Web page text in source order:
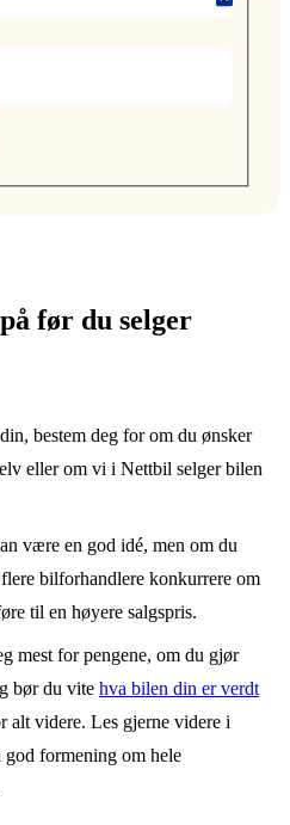
før du selger
bestem deg for om du ønsker
eller om vi i Nettbil selger bilen
være en god idé, men om du
bilforhandlere konkurrere om
til en høyere salgspris.
mest for pengene, om du gjør
bør du vite hva bilen din er verdt
videre. Les gjerne videre i
formening om hele